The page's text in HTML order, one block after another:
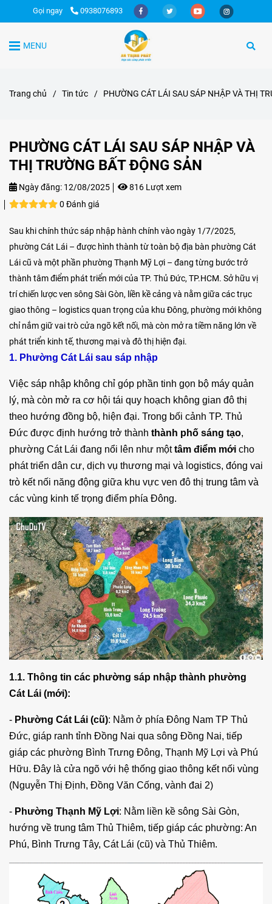
Gọi ngay 0938076893
MENU
Trang chủ / Tin tức / PHƯỜNG CÁT LÁI SAU SÁP NHẬP VÀ THỊ
PHƯỜNG CÁT LÁI SAU SÁP NHẬP VÀ
THỊ TRƯỜNG BẤT ĐỘNG SẢN
Ngày đăng: 12/08/2025
816 Lượt xem
0 Đánh giá
Sau khi chính thức sáp nhập hành chính vào ngày 1/7/2025,
phường Cát Lái – được hình thành từ toàn bộ địa bàn phường Cát
Lái cũ và một phần phường Thạnh Mỹ Lợi – đang từng bước trở
thành tâm điểm phát triển mới của TP. Thủ Đức, TP.HCM. Sở hữu vị
trí chiến lược ven sông Sài Gòn, liền kề cảng và nằm giữa các trục
giao thông – logistics quan trọng của khu Đông, phường mới không
chỉ nắm giữ vai trò cửa ngõ kết nối, mà còn mở ra tiềm năng lớn về
phát triển kinh tế, thương mại và đô thị hiện đại.
1. Phường Cát Lái sau sáp nhập
Việc sáp nhập không chỉ góp phần tinh gọn bộ máy quản
lý, mà còn mở ra cơ hội tái quy hoạch không gian đô thị
theo hướng đồng bộ, hiện đại. Trong bối cảnh TP. Thủ
Đức được định hướng trở thành thành phố sáng tạo,
phường Cát Lái đang nổi lên như mộttâm điểm mới cho
phát triển dân cư, dịch vụ thương mại và logistics, đóng vai
trò kết nối năng động giữa khu vực ven đô thị trung tâm và
các vùng kinh tế trọng điểm phía Đông.
1.1. Thông tin các phường sáp nhập thành phường
Cát Lái (mới):
- Phường Cát Lái (cũ): Nằm ở phía Đông Nam TP Thủ
Đức, giáp ranh tỉnh Đồng Nai qua sông Đồng Nai, tiếp
giáp các phường Bình Trưng Đông, Thạnh Mỹ Lợi và Phú
Hữu. Đây là cửa ngõ với hệ thống giao thông kết nối vùng
(Nguyễn Thị Định, Đồng Văn Cống, vành đai 2)
- Phường Thạnh Mỹ Lợi: Nằm liền kề sông Sài Gòn,
hướng về trung tâm Thủ Thiêm, tiếp giáp các phường: An
Phú, Bình Trưng Tây, Cát Lái (cũ) và Thủ Thiêm.